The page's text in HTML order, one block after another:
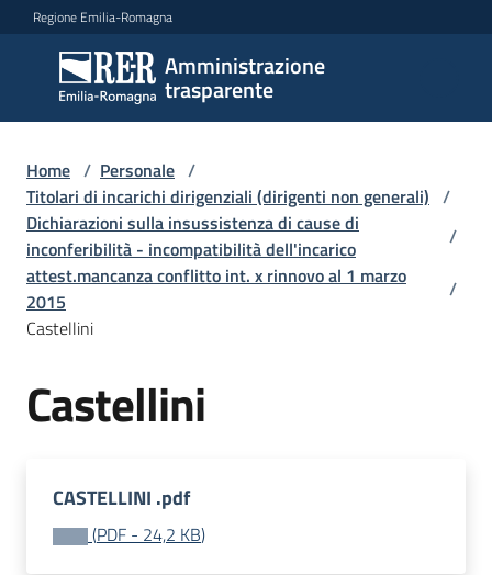
Vai al contenuto
Vai alla navigazione
Vai al footer
Regione Emilia-Romagna
Amministrazione
trasparente
Amministrazione
trasparente
Sottosezioni
Accesso
Home / Personale /
Titolari di incarichi dirigenziali (dirigenti non generali) /
Dichiarazioni sulla insussistenza di cause di
inconferibilità - incompatibilità dell'incarico
/
attest.mancanza conflitto int. x rinnovo al 1 marzo
2015
/
Castellini
Castellini
CASTELLINI .pdf
(PDF - 24,2 KB)